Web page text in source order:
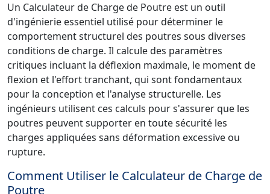
Un Calculateur de Charge de Poutre est un outil
d'ingénierie essentiel utilisé pour déterminer le
comportement structurel des poutres sous diverses
conditions de charge. Il calcule des paramètres
critiques incluant la déflexion maximale, le moment de
flexion et l'effort tranchant, qui sont fondamentaux
pour la conception et l'analyse structurelle. Les
ingénieurs utilisent ces calculs pour s'assurer que les
poutres peuvent supporter en toute sécurité les
charges appliquées sans déformation excessive ou
rupture.
Comment Utiliser le Calculateur de Charge de
Poutre